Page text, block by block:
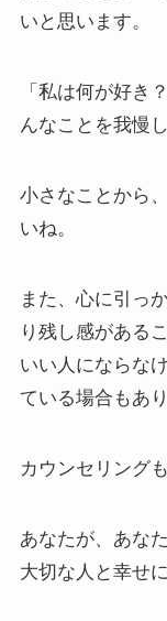
いと思います。
「私は何が好き
んなことを我慢
小さなことから
いね。
また、心に引っ
り残し感がある
いい人にならな
ている場合もあ
カウンセリング
あなたが、あな
大切な人と幸せ